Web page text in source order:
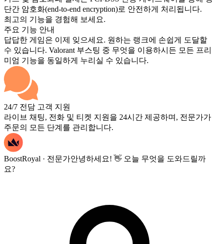
단간 암호화(end-to-end encryption)로 안전하게 처리됩니다.
최고의 기능을 경험해 보세요.
주요 기능 안내
답답한 게임은 이제 잊으세요. 원하는 랭크에 손쉽게 도달할
수 있습니다. Valorant 부스팅 중 무엇을 이용하시든 모든 프리
미엄 기능을 동일하게 누리실 수 있습니다.
24/7 전담 고객 지원
라이브 채팅, 전화 및 티켓 지원을 24시간 제공하며, 전문가가
주문의 모든 단계를 관리합니다.
BoostRoyal · 전문가안녕하세요! 👋 오늘 무엇을 도와드릴까
요?